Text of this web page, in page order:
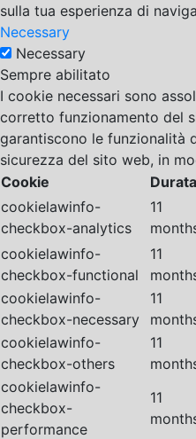
sulla tua esperienza di
Necessary
Necessary
Sempre abilitato
I cookie necessari sono
corretto funzionamento del
garantiscono le funzionalità
sicurezza del sito web, in
Cookie
Durata
cookielawinfo-
checkbox-analytics
11
cookielawinfo-
checkbox-functional
11
cookielawinfo-
checkbox-necessary
11
cookielawinfo-
checkbox-others
11
cookielawinfo-
checkbox-
performance
11